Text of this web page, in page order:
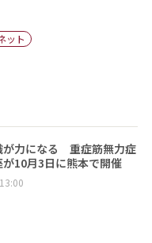
ット
が力になる 重症筋無力症
10月3日に熊本で開催